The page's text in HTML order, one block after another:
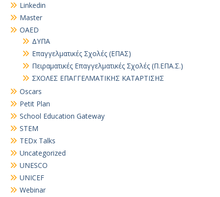
Linkedin
Master
OAED
ΔΥΠΑ
Επαγγελματικές Σχολές (ΕΠΑΣ)
Πειραματικές Επαγγελματικές Σχολές (Π.ΕΠΑ.Σ.)
ΣΧΟΛΕΣ ΕΠΑΓΓΕΛΜΑΤΙΚΗΣ ΚΑΤΑΡΤΙΣΗΣ
Oscars
Petit Plan
School Education Gateway
STEM
TEDx Talks
Uncategorized
UNESCO
UNICEF
Webinar